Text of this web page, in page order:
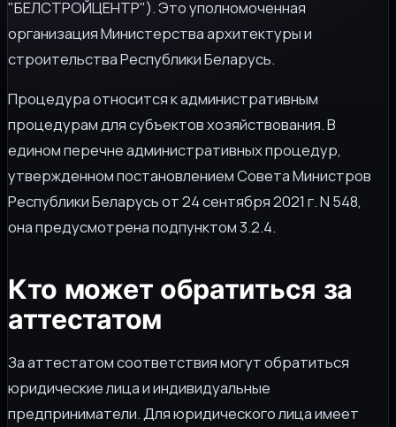
"БЕЛСТРОЙЦЕНТР"). Это уполномоченная
организация Министерства архитектуры и
строительства Республики Беларусь.
Процедура относится к административным
процедурам для субъектов хозяйствования. В
едином перечне административных процедур,
утвержденном постановлением Совета Министров
Республики Беларусь от 24 сентября 2021 г. N 548,
она предусмотрена подпунктом 3.2.4.
Кто может обратиться за
аттестатом
За аттестатом соответствия могут обратиться
юридические лица и индивидуальные
предприниматели. Для юридического лица имеет